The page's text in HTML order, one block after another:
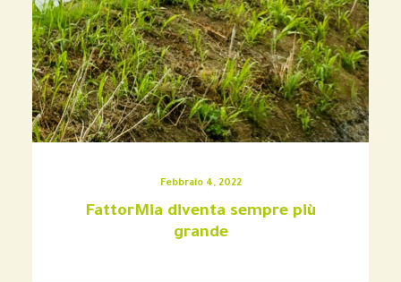
Febbraio 4, 2022
FattorMia diventa sempre più
grande